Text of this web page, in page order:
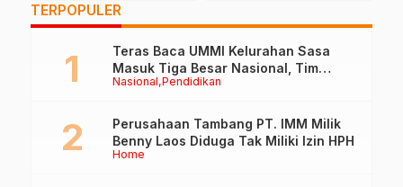
Intropeksi
TERPOPULER
Nasional Pendidikan
Teras Baca UMMI Kelurahan Sasa
Masuk Tiga Besar Nasional, Tim
Penilai Lakukan Visitasi di Ternate
Home
Perusahaan Tambang PT. IMM Milik
Benny Laos Diduga Tak Miliki Izin HPH